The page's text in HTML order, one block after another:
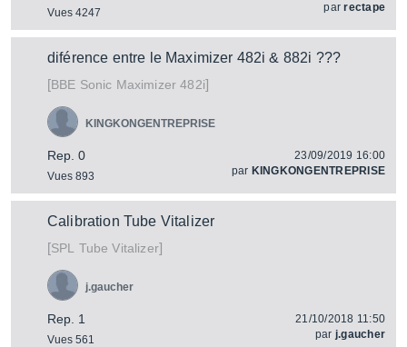
Vues 4247
parrectape
diférence entre le Maximizer 482i & 882i ???
[BBE Sonic Maximizer 482i]
Rep. 0
Vues 893
KINGKONGENTREPRISE
23/09/2019 16:00
par KINGKONGENTREPRISE
Calibration Tube Vitalizer
[SPL Tube Vitalizer]
Rep. 1
Vues 561
j.gaucher
21/10/2018 11:50
par j.gaucher